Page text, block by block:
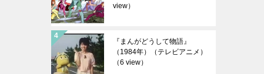
view）
『まんがどうして物語』
（1984年）（テレビアニメ）
（6 view）